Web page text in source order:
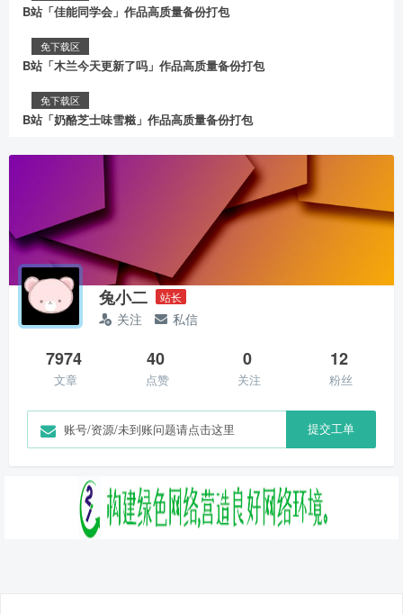
B站「佳能同学会」作品高质量备份打包
免下载区
B站「木兰今天更新了吗」作品高质量备份打包
免下载区
B站「奶酪芝士味雪糍」作品高质量备份打包
兔小二 站长
关注 私信
7974
文章
40
点赞
0
关注
12
粉丝
账号/资源/未到账问题请点击这里 提交工单